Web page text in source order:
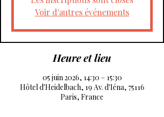
Voir d'autres événements
Heure et lieu
05 juin 2026, 14:30 – 15:30
Hôtel d'Heidelbach, 19 Av. d'Iéna, 75116
Paris, France